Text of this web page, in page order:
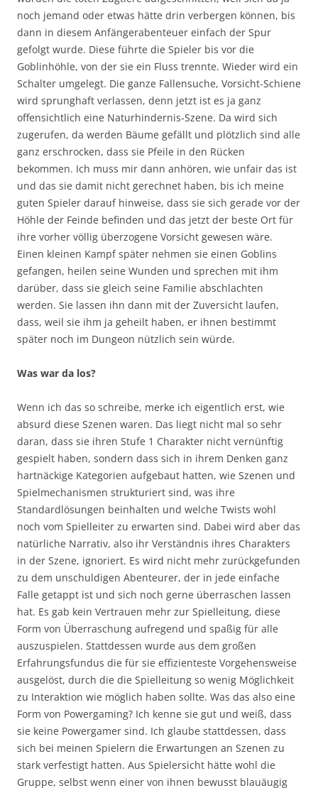
noch jemand oder etwas hätte drin verbergen können, bis
dann in diesem Anfängerabenteuer einfach der Spur
gefolgt wurde. Diese führte die Spieler bis vor die
Goblinhöhle, von der sie ein Fluss trennte. Wieder wird ein
Schalter umgelegt. Die ganze Fallensuche, Vorsicht-Schiene
wird sprunghaft verlassen, denn jetzt ist es ja ganz
offensichtlich eine Naturhindernis-Szene. Da wird sich
zugerufen, da werden Bäume gefällt und plötzlich sind alle
ganz erschrocken, dass sie Pfeile in den Rücken
bekommen. Ich muss mir dann anhören, wie unfair das ist
und das sie damit nicht gerechnet haben, bis ich meine
guten Spieler darauf hinweise, dass sie sich gerade vor der
Höhle der Feinde befinden und das jetzt der beste Ort für
ihre vorher völlig überzogene Vorsicht gewesen wäre.
Einen kleinen Kampf später nehmen sie einen Goblins
gefangen, heilen seine Wunden und sprechen mit ihm
darüber, dass sie gleich seine Familie abschlachten
werden. Sie lassen ihn dann mit der Zuversicht laufen,
dass, weil sie ihm ja geheilt haben, er ihnen bestimmt
später noch im Dungeon nützlich sein würde.
Was war da los?
Wenn ich das so schreibe, merke ich eigentlich erst, wie
absurd diese Szenen waren. Das liegt nicht mal so sehr
daran, dass sie ihren Stufe 1 Charakter nicht vernünftig
gespielt haben, sondern dass sich in ihrem Denken ganz
hartnäckige Kategorien aufgebaut hatten, wie Szenen und
Spielmechanismen strukturiert sind, was ihre
Standardlösungen beinhalten und welche Twists wohl
noch vom Spielleiter zu erwarten sind. Dabei wird aber das
natürliche Narrativ, also ihr Verständnis ihres Charakters
in der Szene, ignoriert. Es wird nicht mehr zurückgefunden
zu dem unschuldigen Abenteurer, der in jede einfache
Falle getappt ist und sich noch gerne überraschen lassen
hat. Es gab kein Vertrauen mehr zur Spielleitung, diese
Form von Überraschung aufregend und spaßig für alle
auszuspielen. Stattdessen wurde aus dem großen
Erfahrungsfundus die für sie effizienteste Vorgehensweise
ausgelöst, durch die die Spielleitung so wenig Möglichkeit
zu Interaktion wie möglich haben sollte. Was das also eine
Form von Powergaming? Ich kenne sie gut und weiß, dass
sie keine Powergamer sind. Ich glaube stattdessen, dass
sich bei meinen Spielern die Erwartungen an Szenen zu
stark verfestigt hatten. Aus Spielersicht hätte wohl die
Gruppe, selbst wenn einer von ihnen bewusst blauäugig